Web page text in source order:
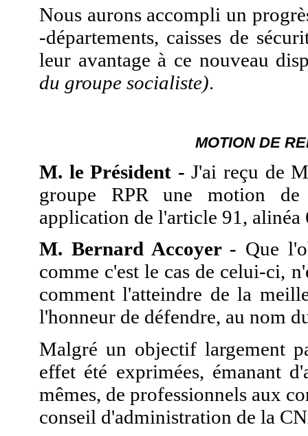
Nous aurons accompli un
-départements, caisses de
leur avantage à ce nouveau
du groupe socialiste).
MOTION DE
M. le Président - J'ai reçu de
groupe RPR une motion
application de l'article 91, alinéa
M. Bernard Accoyer - Que
comme c'est le cas de celui-ci,
comment l'atteindre de la
l'honneur de défendre, au nom
Malgré un objectif largement
effet été exprimées, émanant
mêmes, de professionnels aux
conseil d'administration de la